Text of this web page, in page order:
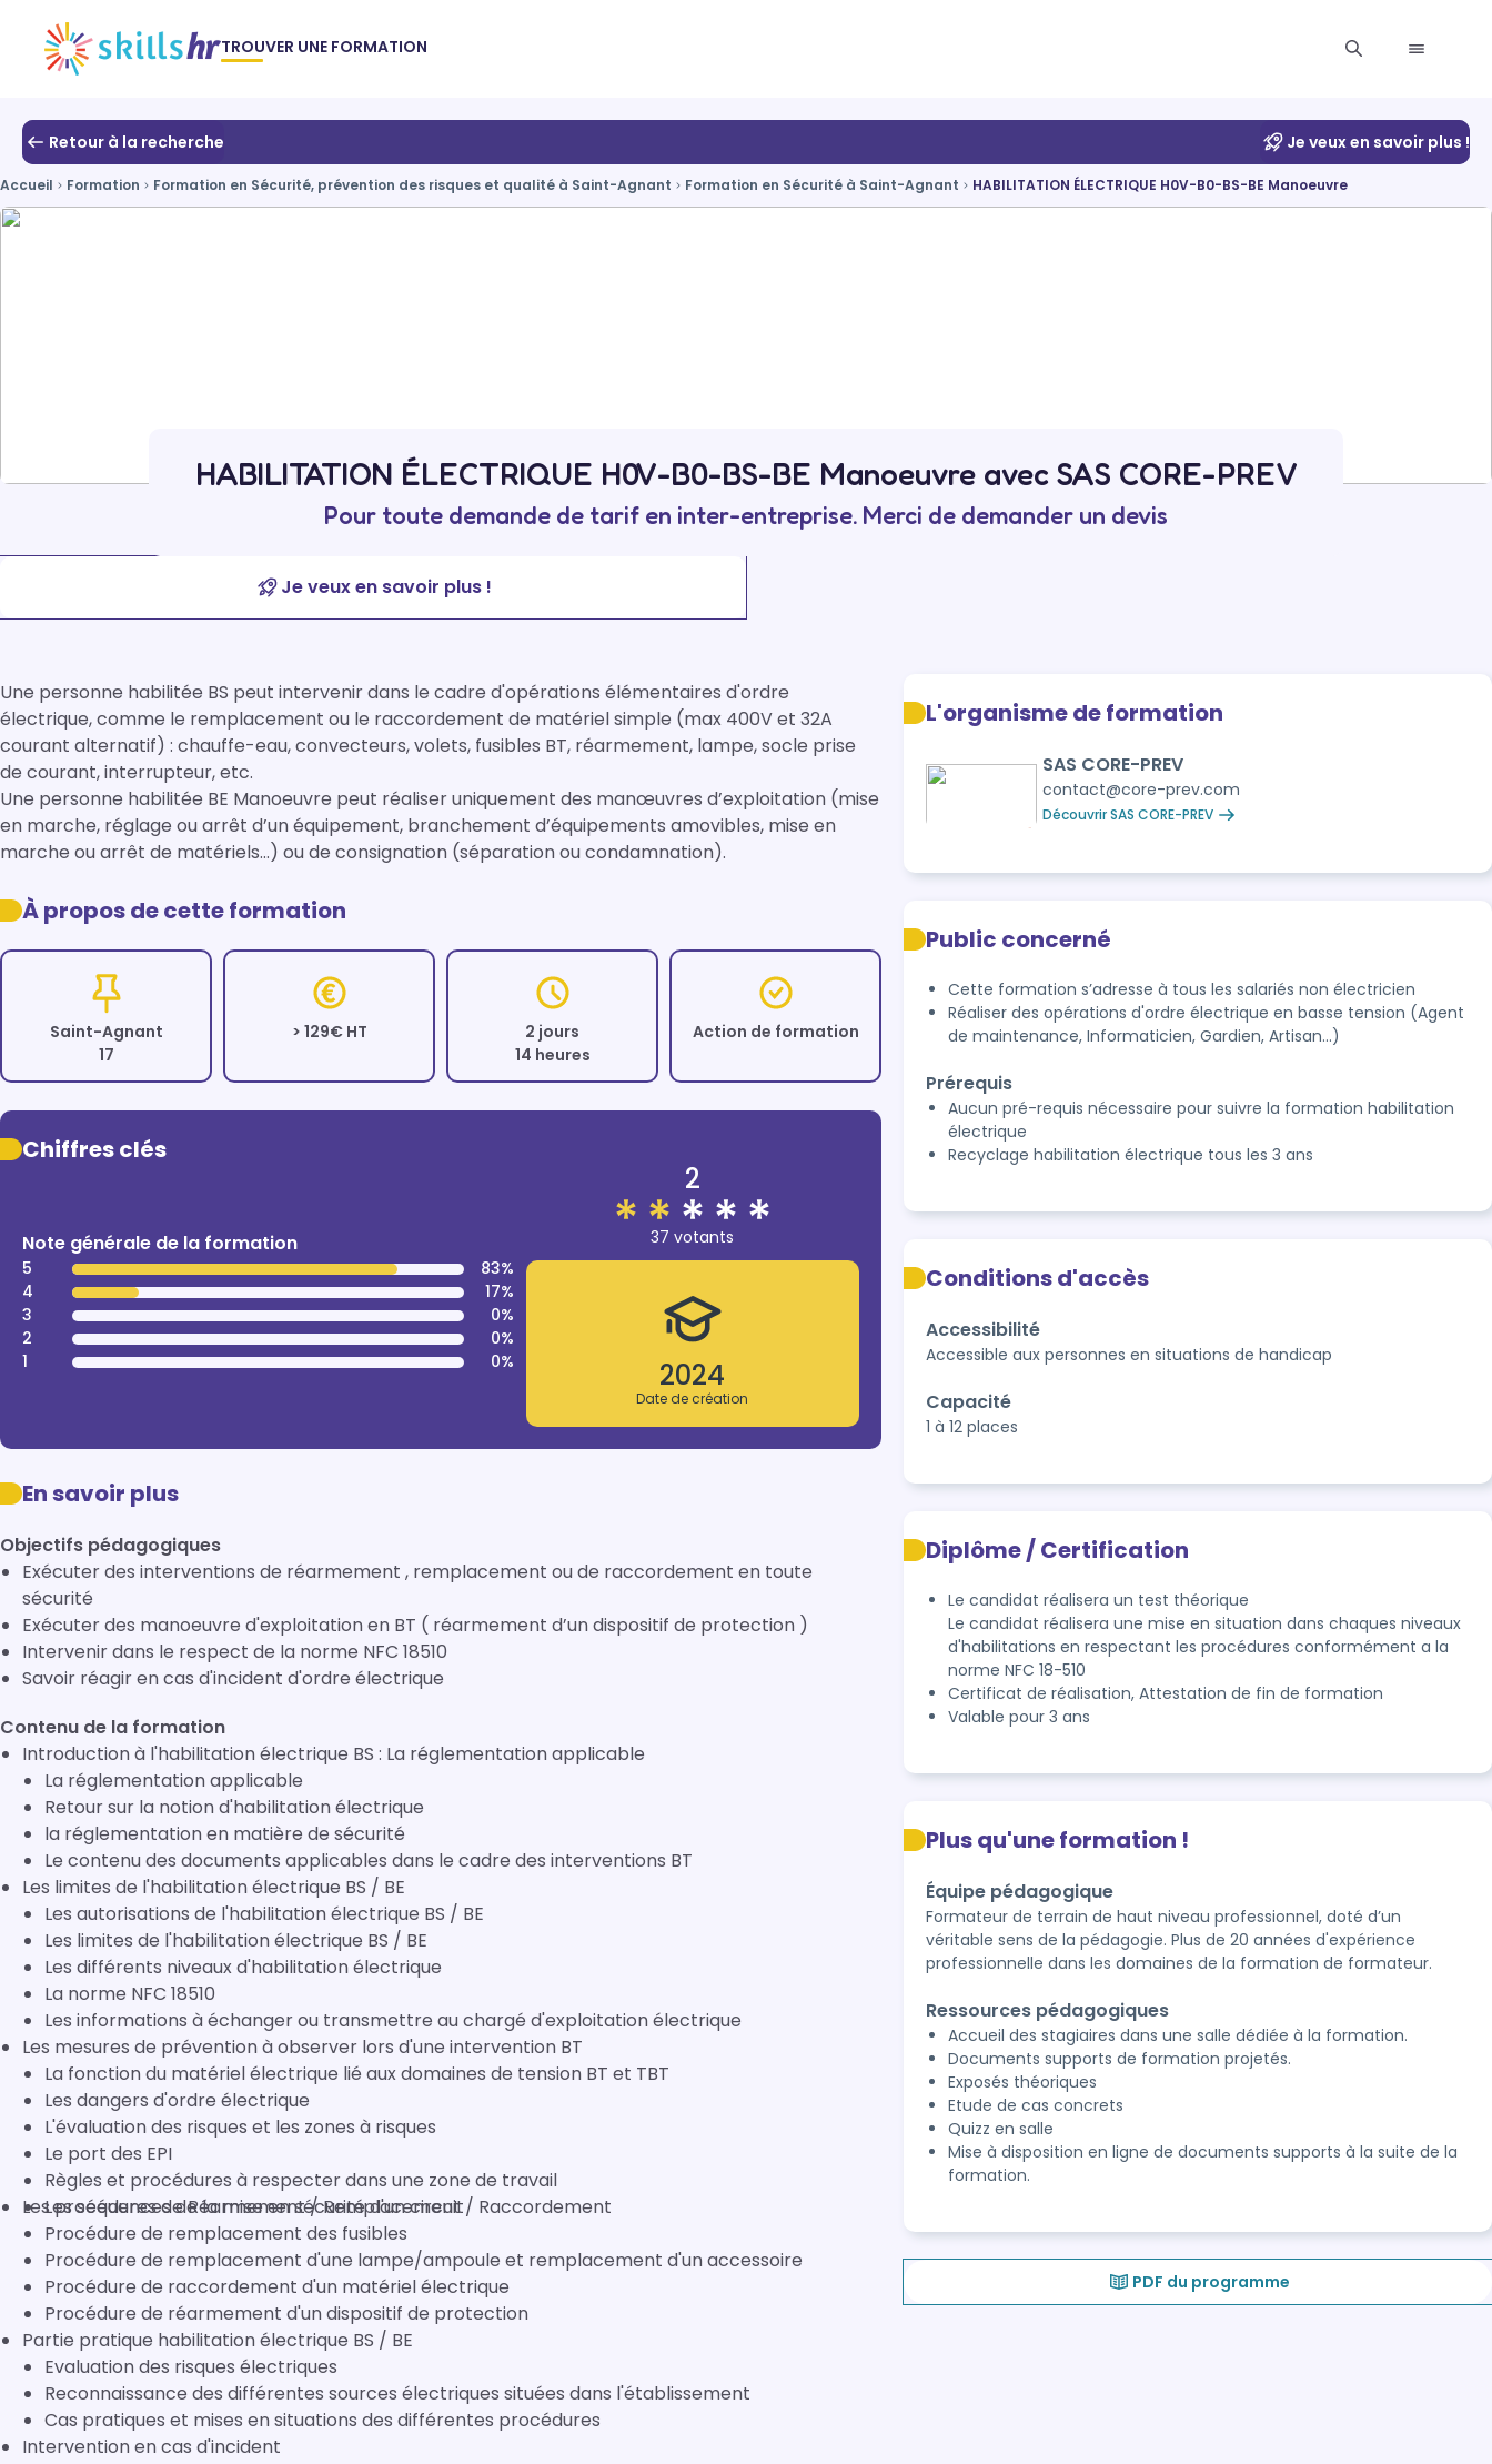
TROUVER UNE FORMATION
Retour à la recherche Je veux en savoir plus !
Accueil Formation Formation en Sécurité, prévention des risques et qualité à Saint-Agnant Formation en Sécurité à Saint-Agnant HABILITATION ÉLECTRIQUE H0V-B0-BS-BE Manoeuvre
HABILITATION ÉLECTRIQUE H0V-B0-BS-BE Manoeuvre avec SAS CORE-PREV
Pour toute demande de tarif en inter-entreprise. Merci de demander un devis
Je veux en savoir plus !
Une personne habilitée BS peut intervenir dans le cadre d'opérations élémentaires d'ordre
électrique, comme le remplacement ou le raccordement de matériel simple (max 400V et 32A
courant alternatif) : chauffe-eau, convecteurs, volets, fusibles BT, réarmement, lampe, socle prise
de courant, interrupteur, etc.
Une personne habilitée BE Manoeuvre peut réaliser uniquement des manœuvres d’exploitation (mise
en marche, réglage ou arrêt d’un équipement, branchement d’équipements amovibles, mise en
marche ou arrêt de matériels…) ou de consignation (séparation ou condamnation).
À propos de cette formation
Saint-Agnant
17
> 129€ HT
2 jours
14 heures
Action de formation
Chiffres clés
Note générale de la formation
5
83%
4
17%
3
0%
2
0%
1
0%
2
37 votants
2024
Date de création
En savoir plus
Objectifs pédagogiques
Exécuter des interventions de réarmement , remplacement ou de raccordement en toute
sécurité
Exécuter des manoeuvre d'exploitation en BT ( réarmement d’un dispositif de protection )
Intervenir dans le respect de la norme NFC 18510
Savoir réagir en cas d'incident d'ordre électrique
Contenu de la formation
Introduction à l'habilitation électrique BS : La réglementation applicable
La réglementation applicable
Retour sur la notion d'habilitation électrique
la réglementation en matière de sécurité
Le contenu des documents applicables dans le cadre des interventions BT
Les limites de l'habilitation électrique BS / BE
Les autorisations de l'habilitation électrique BS / BE
Les limites de l'habilitation électrique BS / BE
Les différents niveaux d'habilitation électrique
La norme NFC 18510
Les informations à échanger ou transmettre au chargé d'exploitation électrique
Les mesures de prévention à observer lors d'une intervention BT
La fonction du matériel électrique lié aux domaines de tension BT et TBT
Les dangers d'ordre électrique
L'évaluation des risques et les zones à risques
Le port des EPI
Règles et procédures à respecter dans une zone de travail
Les séquences de la mise en sécurité d'un circuit
Les procédures de Réarmement / Remplacement / Raccordement
Procédure de remplacement des fusibles
Procédure de remplacement d'une lampe/ampoule et remplacement d'un accessoire
Procédure de raccordement d'un matériel électrique
Procédure de réarmement d'un dispositif de protection
Partie pratique habilitation électrique BS / BE
Evaluation des risques électriques
Reconnaissance des différentes sources électriques situées dans l'établissement
Cas pratiques et mises en situations des différentes procédures
Intervention en cas d'incident
L'organisme de formation
SAS CORE-PREV
contact@core-prev.com
Découvrir SAS CORE-PREV
Public concerné
Cette formation s’adresse à tous les salariés non électricien
Réaliser des opérations d'ordre électrique en basse tension (Agent
de maintenance, Informaticien, Gardien, Artisan...)
Prérequis
Aucun pré-requis nécessaire pour suivre la formation habilitation
électrique
Recyclage habilitation électrique tous les 3 ans
Conditions d'accès
Accessibilité
Accessible aux personnes en situations de handicap
Capacité
1 à 12 places
Diplôme / Certification
Le candidat réalisera un test théorique
Le candidat réalisera une mise en situation dans chaques niveaux
d'habilitations en respectant les procédures conformément a la
norme NFC 18-510
Certificat de réalisation, Attestation de fin de formation
Valable pour 3 ans
Plus qu'une formation !
Équipe pédagogique
Formateur de terrain de haut niveau professionnel, doté d’un
véritable sens de la pédagogie. Plus de 20 années d'expérience
professionnelle dans les domaines de la formation de formateur.
Ressources pédagogiques
Accueil des stagiaires dans une salle dédiée à la formation.
Documents supports de formation projetés.
Exposés théoriques
Etude de cas concrets
Quizz en salle
Mise à disposition en ligne de documents supports à la suite de la
formation.
PDF du programme